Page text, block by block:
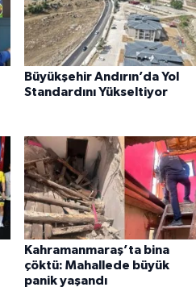
Büyükşehir Andırın’da Yol
Standardını Yükseltiyor
Kahramanmaraş’ta bina
çöktü: Mahallede büyük
panik yaşandı